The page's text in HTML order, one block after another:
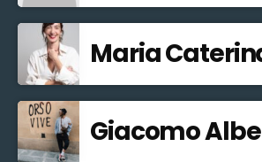
Maria
Giacomo